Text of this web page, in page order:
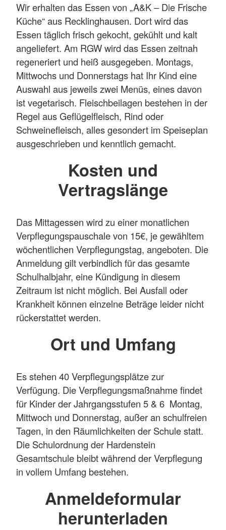
Wir erhalten das Essen von „A&K – Die Frische
Küche“ aus Recklinghausen. Dort wird das
Essen täglich frisch gekocht, gekühlt und kalt
angeliefert. Am RGW wird das Essen zeitnah
regeneriert und heiß ausgegeben. Montags,
Mittwochs und Donnerstags hat Ihr Kind eine
Auswahl aus jeweils zwei Menüs, eines davon
ist vegetarisch. Fleischbeilagen bestehen in der
Regel aus Geflügelfleisch, Rind oder
Schweinefleisch, alles gesondert im Speiseplan
ausgeschrieben und kenntlich gemacht.
Kosten und
Vertragslänge
Das Mittagessen wird zu einer monatlichen
Verpflegungspauschale von 15€, je gewähltem
wöchentlichen Verpflegungstag, angeboten. Die
Anmeldung gilt verbindlich für das gesamte
Schulhalbjahr, eine Kündigung in diesem
Zeitraum ist nicht möglich. Bei Ausfall oder
Krankheit können einzelne Beträge leider nicht
rückerstattet werden.
Ort und Umfang
Es stehen 40 Verpflegungsplätze zur
Verfügung. Die Verpflegungsmaßnahme findet
für Kinder der Jahrgangsstufen 5 & 6 Montag,
Mittwoch und Donnerstag, außer an schulfreien
Tagen, in den Räumlichkeiten der Schule statt.
Die Schulordnung der Hardenstein
Gesamtschule bleibt während der Verpflegung
in vollem Umfang bestehen.
Anmeldeformular
herunterladen